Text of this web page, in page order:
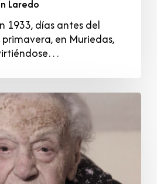
Laredo
1933, días antes del
en Muriedas,